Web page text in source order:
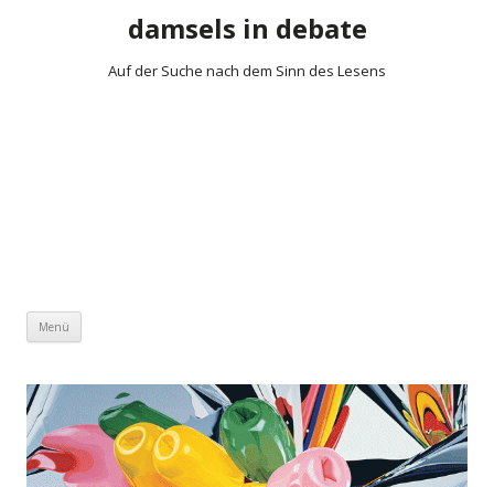
damsels in debate
Auf der Suche nach dem Sinn des Lesens
Menü